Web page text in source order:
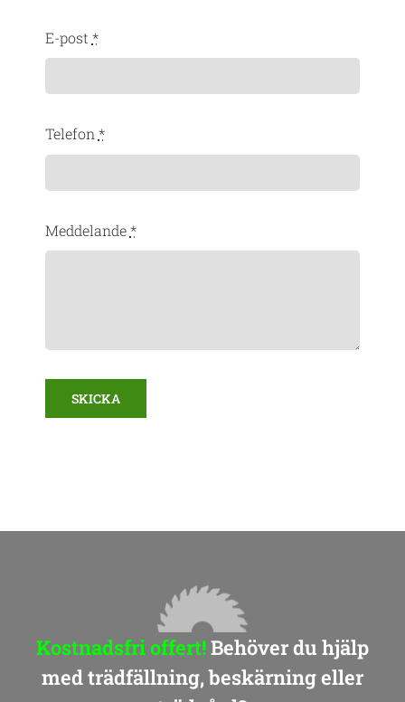
E-post *
Telefon *
Meddelande*
SKICKA
Kostnadsfri offert!Behöver du hjälp
med trädfällning, beskärning eller